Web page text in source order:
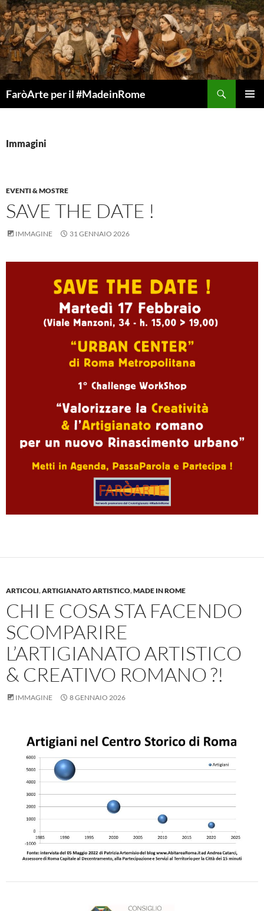
Vai
al
contenuto
FaròArte per il #MadeinRome
Immagini
EVENTI & MOSTRE
SAVE THE DATE !
IMMAGINE 31 GENNAIO 2026
ARTICOLI,ARTIGIANATO ARTISTICO,MADE IN ROME
CHI E COSA STA FACENDO
SCOMPARIRE
L’ARTIGIANATO ARTISTICO
& CREATIVO ROMANO ?!
IMMAGINE 8 GENNAIO 2026